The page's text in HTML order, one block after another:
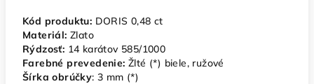
Kód produktu: DORIS 0,48 ct
Materiál: Zlato
Rýdzosť: 14 karátov 585/1000
Farebné prevedenie: Žlté (*) biele, ružové
Šírka obrúčky: 3 mm (*)